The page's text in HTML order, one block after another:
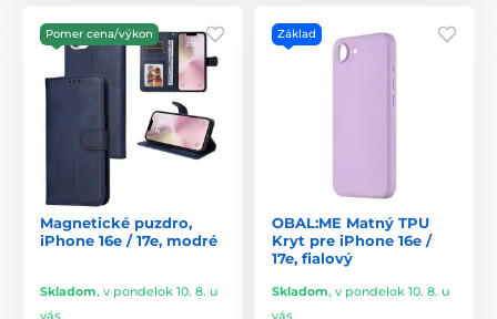
Pomer cena/výkon
Magnetické puzdro,
iPhone 16e / 17e, modré
Skladom, v pondelok 10. 8. u
vás
Základ
OBAL:ME Matný TPU
Kryt pre iPhone 16e /
17e, fialový
Skladom, v pondelok 10. 8. u
vás